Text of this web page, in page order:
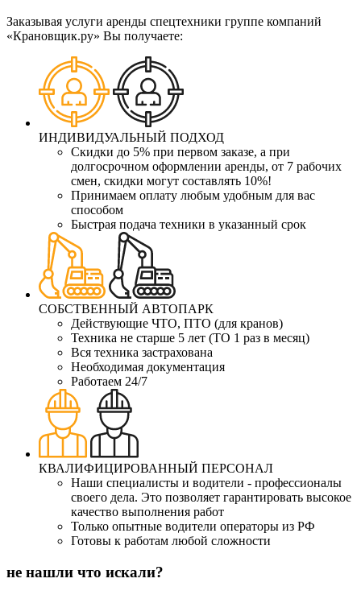
Заказывая услуги аренды спецтехники группе компаний
«Крановщик.ру» Вы получаете:
ИНДИВИДУАЛЬНЫЙ ПОДХОД
Скидки до 5% при первом заказе, а при
долгосрочном оформлении аренды, от 7 рабочих
смен, скидки могут составлять 10%!
Принимаем оплату любым удобным для вас
способом
Быстрая подача техники в указанный срок
СОБСТВЕННЫЙ АВТОПАРК
Действующие ЧТО, ПТО (для кранов)
Техника не старше 5 лет (ТО 1 раз в месяц)
Вся техника застрахована
Необходимая документация
Работаем 24/7
КВАЛИФИЦИРОВАННЫЙ ПЕРСОНАЛ
Наши специалисты и водители - профессионалы
своего дела. Это позволяет гарантировать высокое
качество выполнения работ
Только опытные водители операторы из РФ
Готовы к работам любой сложности
не нашли что искали?